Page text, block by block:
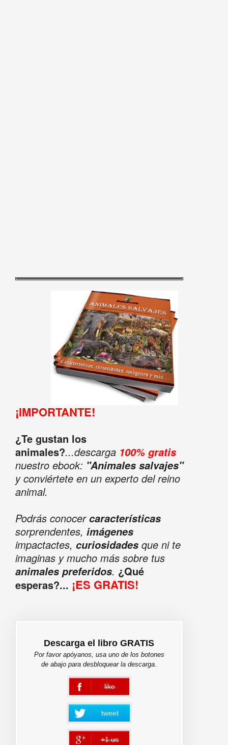
¡IMPORTANTE!
¿Te gustan los
animales?...descarga 100% gratis
nuestro ebook: "Animales salvajes"
y conviértete en un experto del reino
animal.
Podrás conocercaracterísticas
sorprendentes, imágenes
impactactes, curiosidadesque ni te
imaginas y mucho más sobre tus
animales preferidos. ¿Qué
esperas?... ¡ES GRATIS!
Descarga el libro GRATIS
Por favor apóyanos, usa uno de los botones
de abajo para desbloquear la descarga.
like
error
tweet
+1 us
error